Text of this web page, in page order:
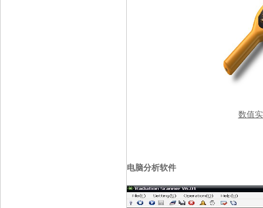
数值
电脑分析软件